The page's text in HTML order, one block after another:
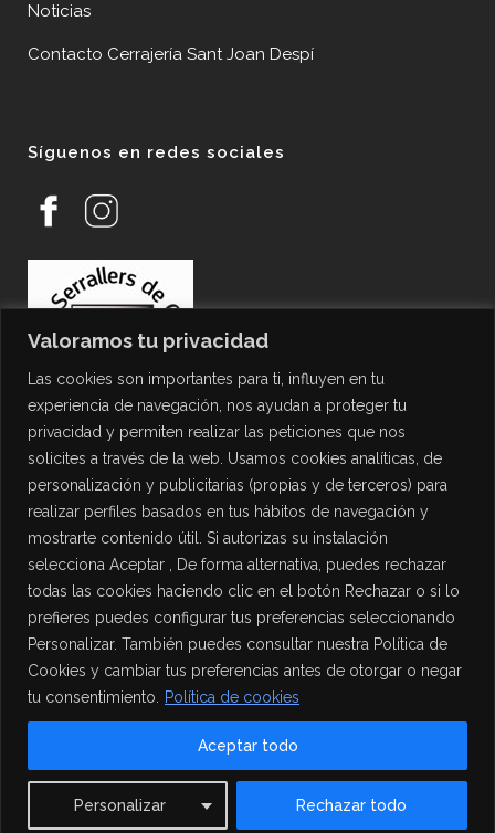
Valoramos tu privacidad
Las cookies son importantes para ti, influyen en tu
experiencia de navegación, nos ayudan a proteger tu
privacidad y permiten realizar las peticiones que nos
solicites a través de la web. Usamos cookies analíticas, de
personalización y publicitarias (propias y de terceros) para
realizar perfiles basados en tus hábitos de navegación y
mostrarte contenido útil. Si autorizas su instalación
selecciona Aceptar , De forma alternativa, puedes rechazar
todas las cookies haciendo clic en el botón Rechazar o si lo
prefieres puedes configurar tus preferencias seleccionando
Personalizar. También puedes consultar nuestra Política de
Cookies y cambiar tus preferencias antes de otorgar o negar
tu consentimiento.
Política de cookies
Personalizar Rechazar todo
Aceptar todo
Noticias
Contacto Cerrajería Sant Joan Despí
Síguenos en redes sociales
PROTECCIÓN DE DATOS
Política de Privacidad
Política de Cookies
Aviso Legal